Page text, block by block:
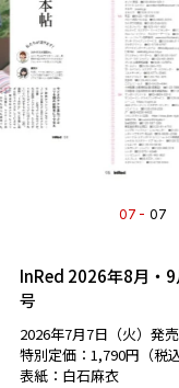
07 07
InRed 2026年8月・
号
2026年7月7日（火）発売
特別定価：1,790円（税込
表紙：白石麻衣